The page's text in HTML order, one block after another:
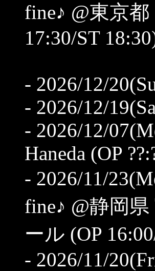
fine♪ @東京
17:30/ST
- 2026/12/
- 2026/12/
- 2026/12/
Haneda (OP
- 2026/11/
fine♪ @静岡
ール (OP
- 2026/11/